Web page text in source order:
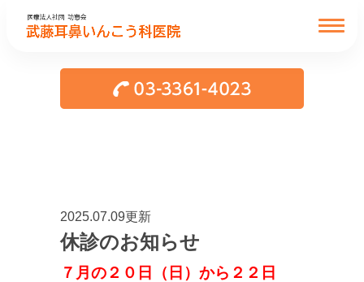
2025.07.09更新
休診のお知らせ
７月の２０日（日）から２２日